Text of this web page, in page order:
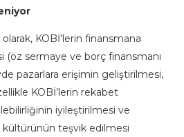
KOBİ’lerin finansmana
(öz sermaye ve borç finansmanı
pazarlara erişimin geliştirilmesi,
KOBİ’lerin rekabet
iyileştirilmesi ve
teşvik edilmesi